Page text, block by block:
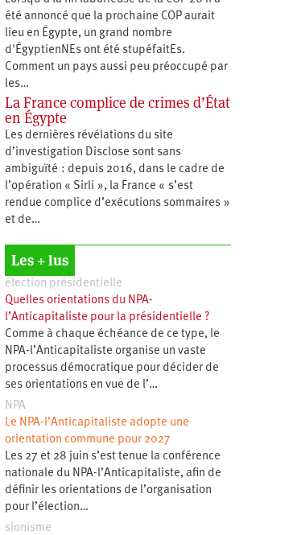
été annoncé que la prochaine COP aurait
lieu en Égypte, un grand nombre
d'ÉgyptienNEs ont été stupéfaitEs.
Comment un pays aussi peu préoccupé par
les…
La France complice de crimes d’État
en Égypte
Les dernières révélations du site
d’investigation Disclose sont sans
ambiguïté : depuis 2016, dans le cadre de
l’opération « Sirli », la France « s’est
rendue complice d’exécutions sommaires »
et de…
Les + lus
élection présidentielle
Quelles orientations du NPA-
l’Anticapitaliste pour la présidentielle ?
Comme à chaque échéance de ce type, le
NPA-l’Anticapitaliste organise un vaste
processus démocratique pour décider de
ses orientations en vue de l’…
NPA
Le NPA-l’Anticapitaliste adopte une
orientation commune pour 2027
Les 27 et 28 juin s’est tenue la conférence
nationale du NPA-l’Anticapitaliste, afin de
définir les orientations de l’organisation
pour l’élection…
sionisme